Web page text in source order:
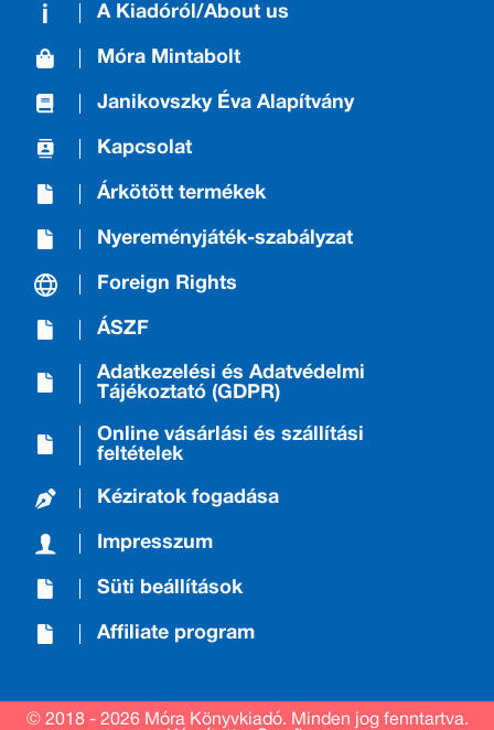
A Kiadóról/About us
Móra Mintabolt
Janikovszky Éva Alapítvány
Kapcsolat
Árkötött termékek
Nyereményjáték-szabályzat
Foreign Rights
ÁSZF
Adatkezelési és Adatvédelmi
Tájékoztató (GDPR)
Online vásárlási és szállítási
feltételek
Kéziratok fogadása
Impresszum
Süti beállítások
Affiliate program
© 2018 - 2026 Móra Könyvkiadó. Minden jog fenntartva.